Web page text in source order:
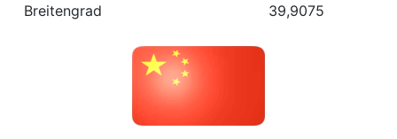
Breitengrad 39,9075